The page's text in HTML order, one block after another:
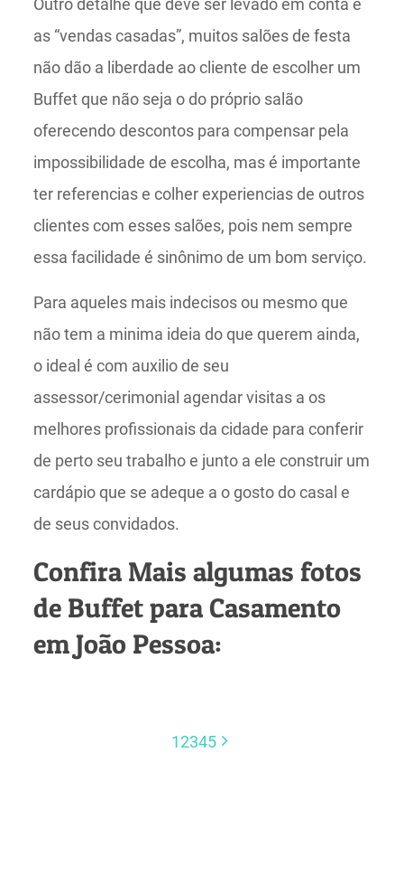
Outro detalhe que deve ser levado em conta é
as “vendas casadas”, muitos salões de festa
não dão a liberdade ao cliente de escolher um
Buffet que não seja o do próprio salão
oferecendo descontos para compensar pela
impossibilidade de escolha, mas é importante
ter referencias e colher experiencias de outros
clientes com esses salões, pois nem sempre
essa facilidade é sinônimo de um bom serviço.
Para aqueles mais indecisos ou mesmo que
não tem a minima ideia do que querem ainda,
o ideal é com auxilio de seu
assessor/cerimonial agendar visitas a os
melhores profissionais da cidade para conferir
de perto seu trabalho e junto a ele construir um
cardápio que se adeque a o gosto do casal e
de seus convidados.
Confira Mais algumas fotos
de Buffet para Casamento
em João Pessoa:
12345